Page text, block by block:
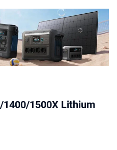
1400/1500X Lithium